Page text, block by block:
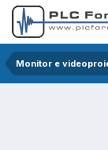
Monitor e